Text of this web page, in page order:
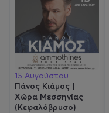
15 Αυγούστου
Πάνος Κιάμος |
Χώρα Μεσσηνίας
(Κεφαλόβρυσο)